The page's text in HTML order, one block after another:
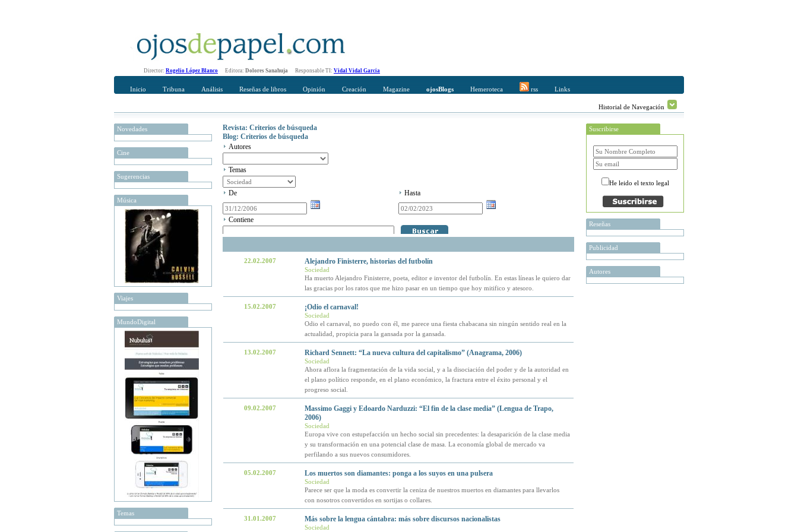
Director: Rogelio López Blanco Editora: Dolores Sanahuja Responsable TI: Vidal Vidal Garcia
Inicio Tribuna Análisis Reseñas de libros Opinión Creación Magazine ojosBlogs Hemeroteca rss Links
Historial de Navegación
Novedades
Cine
Sugerencias
Música
Viajes
MundoDigital
Temas
Revista: Criterios de búsqueda
Blog: Criterios de búsqueda
Autores
Temas
De Hasta
Contiene
22.02.2007 Alejandro Finisterre, historias del futbolín
Sociedad
Ha muerto Alejandro Finisterre, poeta, editor e inventor del futbolín. En estas líneas le quiero dar
las gracias por los ratos que me hizo pasar en un tiempo que hoy mitifico y atesoro.
15.02.2007 ¡Odio el carnaval!
Sociedad
Odio el carnaval, no puedo con él, me parece una fiesta chabacana sin ningún sentido real en la
actualidad, propicia para la gansada por la gansada.
13.02.2007 Richard Sennett: “La nueva cultura del capitalismo” (Anagrama, 2006)
Sociedad
Ahora aflora la fragmentación de la vida social, y a la disociación del poder y de la autoridad en
el plano político responde, en el plano económico, la fractura entre el éxito personal y el
progreso social.
09.02.2007
Massimo Gaggi y Edoardo Narduzzi: “El fin de la clase media” (Lengua de Trapo,
2006)
Sociedad
Europa vive con estupefacción un hecho social sin precedentes: la desaparición de la clase media
y su transformación en una potencial clase de masa. La economía global de mercado va
perfilando a sus nuevos consumidores.
05.02.2007 Los muertos son diamantes: ponga a los suyos en una pulsera
Sociedad
Parece ser que la moda es convertir la ceniza de nuestros muertos en diamantes para llevarlos
con nosotros convertidos en sortijas o collares.
31.01.2007 Más sobre la lengua cántabra: más sobre discursos nacionalistas
Sociedad
Suscribirse
He leido el texto legal
Reseñas
Publicidad
Autores